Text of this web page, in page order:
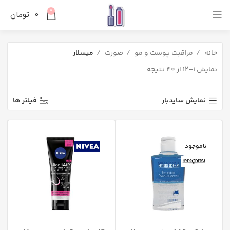
0
0 تومان
خانه مراقبت پوست و مو صورت
میسلار
نمایش 1–12 از 40 نتیجه
نمایش سایدبار فیلتر ها
ناموجود